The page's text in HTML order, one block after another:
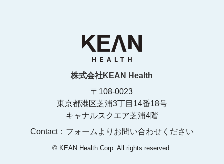
株式会社KEAN Health
〒108-0023
東京都港区芝浦3丁目14番18号
キャナルスクエア芝浦4階
Contact： フォームよりお問い合わせください
© KEAN Health Corp. All rights reserved.